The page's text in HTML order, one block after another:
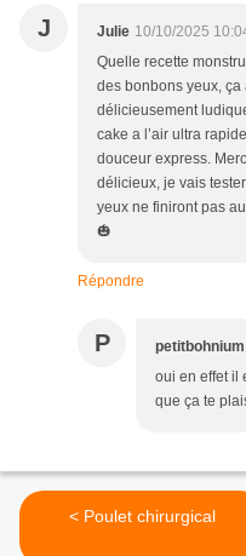
J Julie 10/10/2025
Quelle recette
des bonbons yeux, ça
délicieusement
cake a l’air ultra
douceur express.
délicieux, je vais
yeux ne finiront pas
🎃
Répondre
P petitbohnium
oui en effet il
que ça te
< Poulet chirurgical